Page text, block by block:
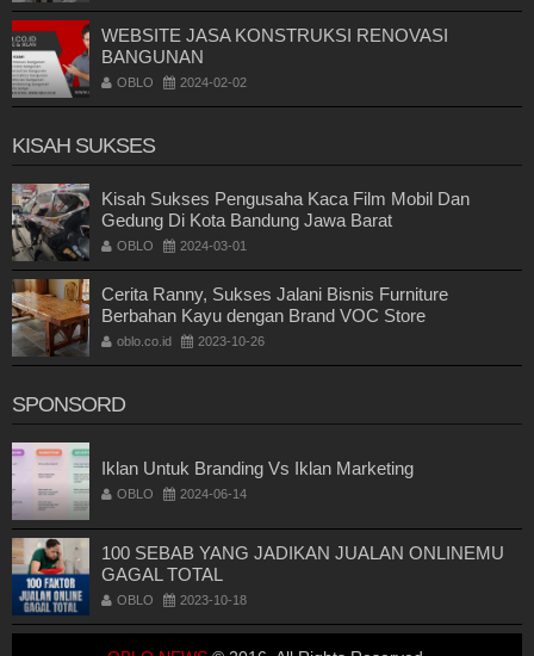
WEBSITE JASA KONSTRUKSI RENOVASI
BANGUNAN
OBLO 2024-02-02
KISAH SUKSES
Kisah Sukses Pengusaha Kaca Film Mobil Dan
Gedung Di Kota Bandung Jawa Barat
OBLO 2024-03-01
Cerita Ranny, Sukses Jalani Bisnis Furniture
Berbahan Kayu dengan Brand VOC Store
oblo.co.id 2023-10-26
SPONSORD
Iklan Untuk Branding Vs Iklan Marketing
OBLO 2024-06-14
100 SEBAB YANG JADIKAN JUALAN ONLINEMU
GAGAL TOTAL
OBLO 2023-10-18